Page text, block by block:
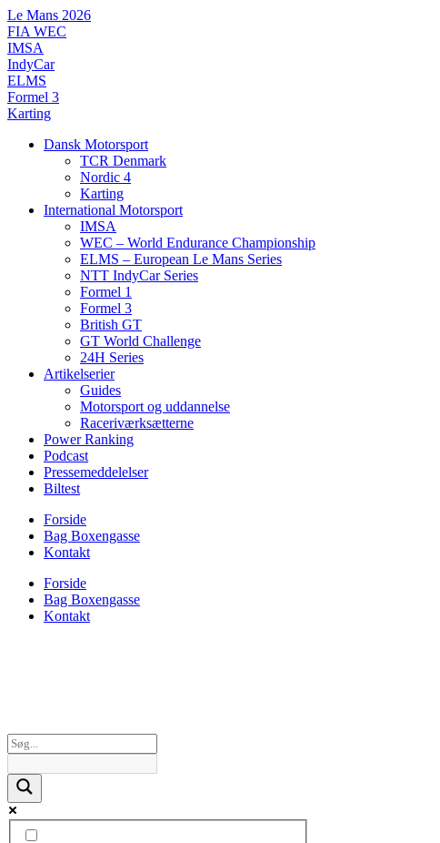
Videre
til
indhold
Le Mans 2026
FIA WEC
IMSA
IndyCar
ELMS
Formel 3
Karting
Dansk Motorsport
TCR Denmark
Nordic 4
Karting
International Motorsport
IMSA
WEC – World Endurance Championship
ELMS – European Le Mans Series
NTT IndyCar Series
Formel 1
Formel 3
British GT
GT World Challenge
24H Series
Artikelserier
Guides
Motorsport og uddannelse
Raceriværksætterne
Power Ranking
Podcast
Pressemeddelelser
Biltest
Forside
Bag Boxengasse
Kontakt
Forside
Bag Boxengasse
Kontakt